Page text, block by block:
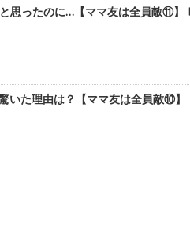
思ったのに…【ママ友は全員敵⑪】
いた理由は？【ママ友は全員敵⑩】